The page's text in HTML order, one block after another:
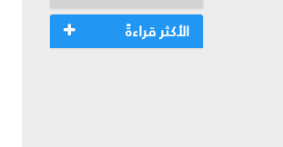
الأكثر قراءةً